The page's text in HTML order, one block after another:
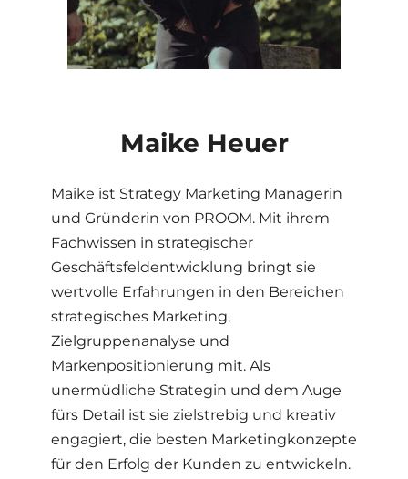
Maike Heuer
Maike ist Strategy Marketing Managerin
und Gründerin von PROOM. Mit ihrem
Fachwissen in strategischer
Geschäftsfeldentwicklung bringt sie
wertvolle Erfahrungen in den Bereichen
strategisches Marketing,
Zielgruppenanalyse und
Markenpositionierung mit. Als
unermüdliche Strategin und dem Auge
fürs Detail ist sie zielstrebig und kreativ
engagiert, die besten Marketingkonzepte
für den Erfolg der Kunden zu entwickeln.